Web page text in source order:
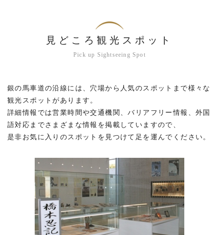
見どころ観光スポット
Pick up Sightseeing Spot
銀の馬車道の沿線には、穴場から人気のスポットまで様々な
観光スポットがあります。
詳細情報では営業時間や交通機関、バリアフリー情報、外国
語対応までさまざまな情報を掲載していますので、
是非お気に入りのスポットを見つけて足を運んでください。